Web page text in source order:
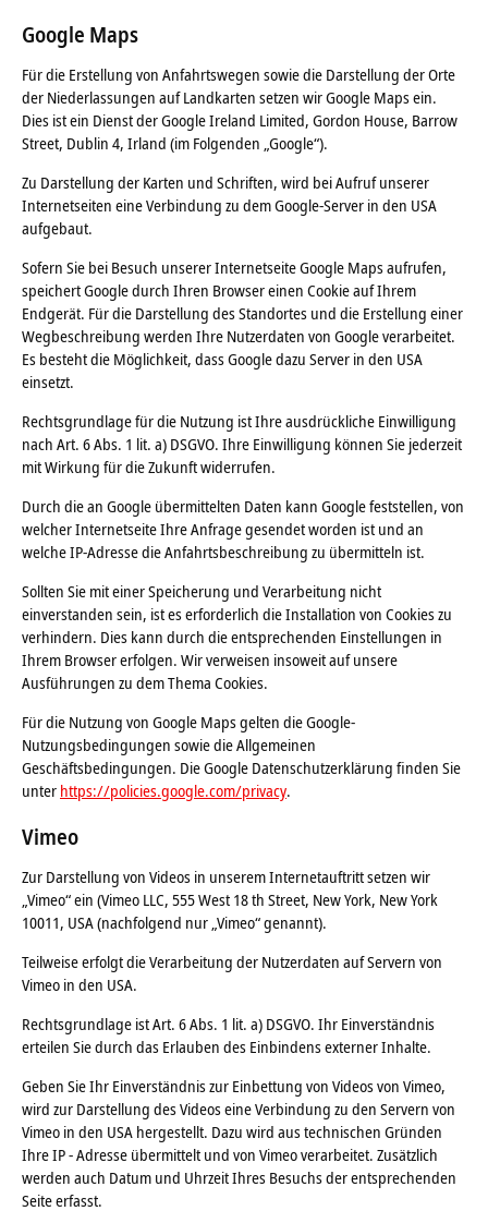
Google Maps
Für die Erstellung von Anfahrtswegen sowie die Darstellung der Orte
der Niederlassungen auf Landkarten setzen wir Google Maps ein.
Dies ist ein Dienst der Google Ireland Limited, Gordon House, Barrow
Street, Dublin 4, Irland (im Folgenden „Google“).
Zu Darstellung der Karten und Schriften, wird bei Aufruf unserer
Internetseiten eine Verbindung zu dem Google-Server in den USA
aufgebaut.
Sofern Sie bei Besuch unserer Internetseite Google Maps aufrufen,
speichert Google durch Ihren Browser einen Cookie auf Ihrem
Endgerät. Für die Darstellung des Standortes und die Erstellung einer
Wegbeschreibung werden Ihre Nutzerdaten von Google verarbeitet.
Es besteht die Möglichkeit, dass Google dazu Server in den USA
einsetzt.
Rechtsgrundlage für die Nutzung ist Ihre ausdrückliche Einwilligung
nach Art. 6 Abs. 1 lit. a) DSGVO. Ihre Einwilligung können Sie jederzeit
mit Wirkung für die Zukunft widerrufen.
Durch die an Google übermittelten Daten kann Google feststellen, von
welcher Internetseite Ihre Anfrage gesendet worden ist und an
welche IP-Adresse die Anfahrtsbeschreibung zu übermitteln ist.
Sollten Sie mit einer Speicherung und Verarbeitung nicht
einverstanden sein, ist es erforderlich die Installation von Cookies zu
verhindern. Dies kann durch die entsprechenden Einstellungen in
Ihrem Browser erfolgen. Wir verweisen insoweit auf unsere
Ausführungen zu dem Thema Cookies.
Für die Nutzung von Google Maps gelten die Google-
Nutzungsbedingungen sowie die Allgemeinen
Geschäftsbedingungen. Die Google Datenschutzerklärung finden Sie
unter https://policies.google.com/privacy.
Vimeo
Zur Darstellung von Videos in unserem Internetauftritt setzen wir
„Vimeo“ ein (Vimeo LLC, 555 West 18 th Street, New York, New York
10011, USA (nachfolgend nur „Vimeo“ genannt).
Teilweise erfolgt die Verarbeitung der Nutzerdaten auf Servern von
Vimeo in den USA.
Rechtsgrundlage ist Art. 6 Abs. 1 lit. a) DSGVO. Ihr Einverständnis
erteilen Sie durch das Erlauben des Einbindens externer Inhalte.
Geben Sie Ihr Einverständnis zur Einbettung von Videos von Vimeo,
wird zur Darstellung des Videos eine Verbindung zu den Servern von
Vimeo in den USA hergestellt. Dazu wird aus technischen Gründen
Ihre IP - Adresse übermittelt und von Vimeo verarbeitet. Zusätzlich
werden auch Datum und Uhrzeit Ihres Besuchs der entsprechenden
Seite erfasst.